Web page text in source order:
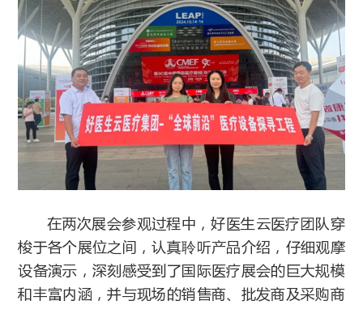
在两次展会参观过程中，好医生云医疗团队穿
梭于各个展位之间，认真聆听产品介绍，仔细观摩
设备演示，深刻感受到了国际医疗展会的巨大规模
和丰富内涵，并与现场的销售商、批发商及采购商